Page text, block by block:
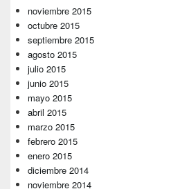
noviembre 2015
octubre 2015
septiembre 2015
agosto 2015
julio 2015
junio 2015
mayo 2015
abril 2015
marzo 2015
febrero 2015
enero 2015
diciembre 2014
noviembre 2014